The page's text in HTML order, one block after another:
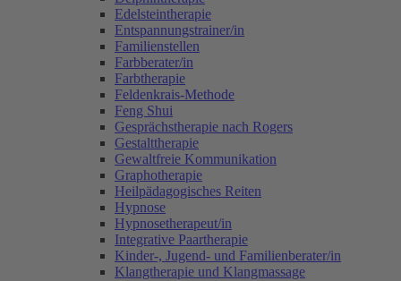
Edelsteintherapie
Entspannungstrainer/in
Familienstellen
Farbberater/in
Farbtherapie
Feldenkrais-Methode
Feng Shui
Gesprächstherapie nach Rogers
Gestalttherapie
Gewaltfreie Kommunikation
Graphotherapie
Heilpädagogisches Reiten
Hypnose
Hypnosetherapeut/in
Integrative Paartherapie
Kinder-, Jugend- und Familienberater/in
Klangtherapie und Klangmassage